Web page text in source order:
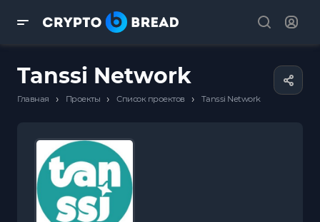
Tanssi Network
Главная › Проекты › Список проектов › Tanssi Network